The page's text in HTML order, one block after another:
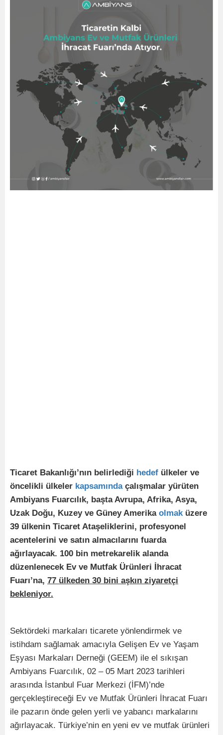
Ticaret Bakanlığı’nın belirlediği hedef ülkeler ve
öncelikli ülkeler kapsamındaçalışmalar yürüten
Ambiyans Fuarcılık, başta Avrupa, Afrika, Asya,
Uzak Doğu, Kuzey ve Güney Amerika olmaküzere
39 ülkenin Ticaret Ataşeliklerini, profesyonel
acentelerini ve satın almacılarını fuarda
ağırlayacak. 100 bin metrekarelik alanda
düzenlenecek Ev ve Mutfak Ürünleri İhracat
Fuarı’na, 77 ülkeden 30 bini aşkın ziyaretçi
bekleniyor.
Sektördeki markaları ticarete yönlendirmek ve
istihdam sağlamak amacıyla Gelişen Ev ve Yaşam
Eşyası Markaları Derneği (GEEM) ile el sıkışan
Ambiyans Fuarcılık, 02 – 05 Mart 2023 tarihleri
arasında İstanbul Fuar Merkezi (İFM)’nde
gerçekleştireceği Ev ve Mutfak Ürünleri İhracat Fuarı
ile pazarın önde gelen yerli ve yabancı markalarını
ağırlayacak. Türkiye’nin en yeni ev ve mutfak ürünleri